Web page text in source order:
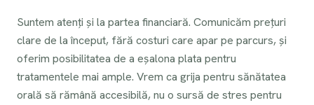
Suntem atenți și la partea financiară. Comunicăm prețuri
clare de la început, fără costuri care apar pe parcurs, și
oferim posibilitatea de a eșalona plata pentru
tratamentele mai ample. Vrem ca grija pentru sănătatea
orală să rămână accesibilă, nu o sursă de stres pentru